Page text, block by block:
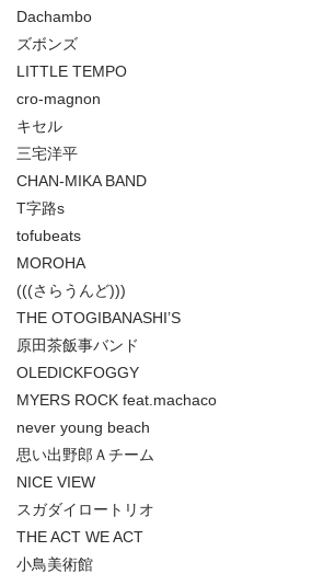
Dachambo
ズボンズ
LITTLE TEMPO
cro-magnon
キセル
三宅洋平
CHAN-MIKA BAND
T字路s
tofubeats
MOROHA
(((さらうんど)))
THE OTOGIBANASHI’S
原田茶飯事バンド
OLEDICKFOGGY
MYERS ROCK feat.machaco
never young beach
思い出野郎Ａチーム
NICE VIEW
スガダイロートリオ
THE ACT WE ACT
小鳥美術館